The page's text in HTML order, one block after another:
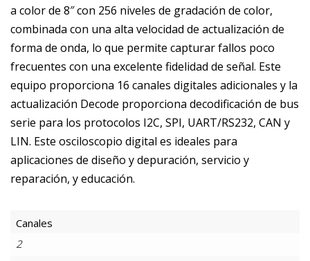
a color de 8″ con 256 niveles de gradación de color,
combinada con una alta velocidad de actualización de
forma de onda, lo que permite capturar fallos poco
frecuentes con una excelente fidelidad de señal. Este
equipo proporciona 16 canales digitales adicionales y la
actualización Decode proporciona decodificación de bus
serie para los protocolos I2C, SPI, UART/RS232, CAN y
LIN. Este osciloscopio digital es ideales para
aplicaciones de diseño y depuración, servicio y
reparación, y educación.
Canales
2